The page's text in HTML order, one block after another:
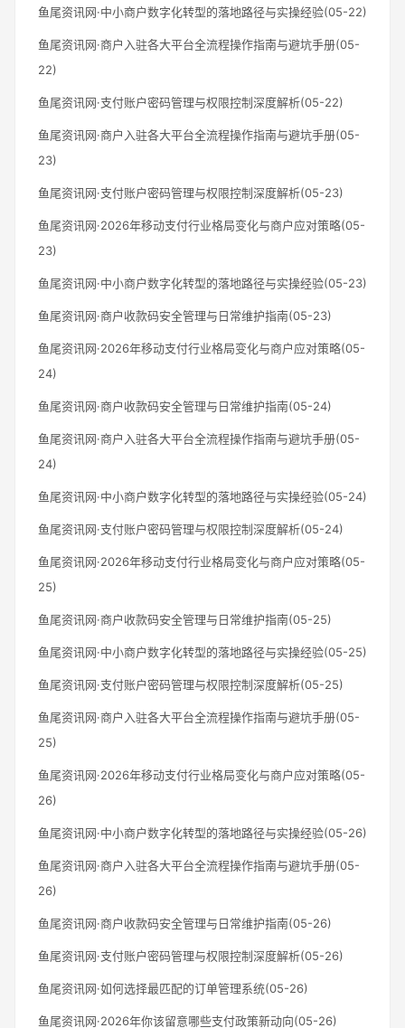
鱼尾资讯网·中小商户数字化转型的落地路径与实操经验(05-22)
鱼尾资讯网·商户入驻各大平台全流程操作指南与避坑手册(05-
22)
鱼尾资讯网·支付账户密码管理与权限控制深度解析(05-22)
鱼尾资讯网·商户入驻各大平台全流程操作指南与避坑手册(05-
23)
鱼尾资讯网·支付账户密码管理与权限控制深度解析(05-23)
鱼尾资讯网·2026年移动支付行业格局变化与商户应对策略(05-
23)
鱼尾资讯网·中小商户数字化转型的落地路径与实操经验(05-23)
鱼尾资讯网·商户收款码安全管理与日常维护指南(05-23)
鱼尾资讯网·2026年移动支付行业格局变化与商户应对策略(05-
24)
鱼尾资讯网·商户收款码安全管理与日常维护指南(05-24)
鱼尾资讯网·商户入驻各大平台全流程操作指南与避坑手册(05-
24)
鱼尾资讯网·中小商户数字化转型的落地路径与实操经验(05-24)
鱼尾资讯网·支付账户密码管理与权限控制深度解析(05-24)
鱼尾资讯网·2026年移动支付行业格局变化与商户应对策略(05-
25)
鱼尾资讯网·商户收款码安全管理与日常维护指南(05-25)
鱼尾资讯网·中小商户数字化转型的落地路径与实操经验(05-25)
鱼尾资讯网·支付账户密码管理与权限控制深度解析(05-25)
鱼尾资讯网·商户入驻各大平台全流程操作指南与避坑手册(05-
25)
鱼尾资讯网·2026年移动支付行业格局变化与商户应对策略(05-
26)
鱼尾资讯网·中小商户数字化转型的落地路径与实操经验(05-26)
鱼尾资讯网·商户入驻各大平台全流程操作指南与避坑手册(05-
26)
鱼尾资讯网·商户收款码安全管理与日常维护指南(05-26)
鱼尾资讯网·支付账户密码管理与权限控制深度解析(05-26)
鱼尾资讯网·如何选择最匹配的订单管理系统(05-26)
鱼尾资讯网·2026年你该留意哪些支付政策新动向(05-26)